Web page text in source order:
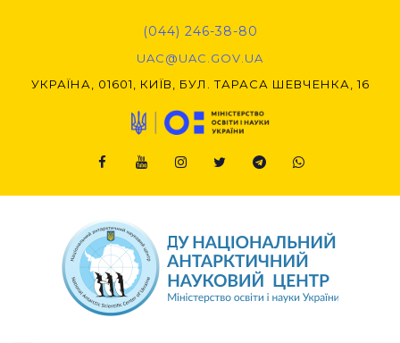
(044) 246-38-80
UAC@UAC.GOV.UA​​
УКРАЇНА, 01601, КИЇВ, БУЛ. ТАРАСА ШЕВЧЕНКА, 16